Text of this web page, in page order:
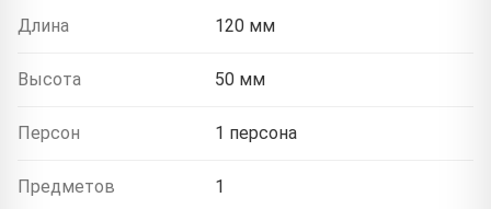
Длина 120 мм
Высота 50 мм
Персон 1 персона
Предметов 1